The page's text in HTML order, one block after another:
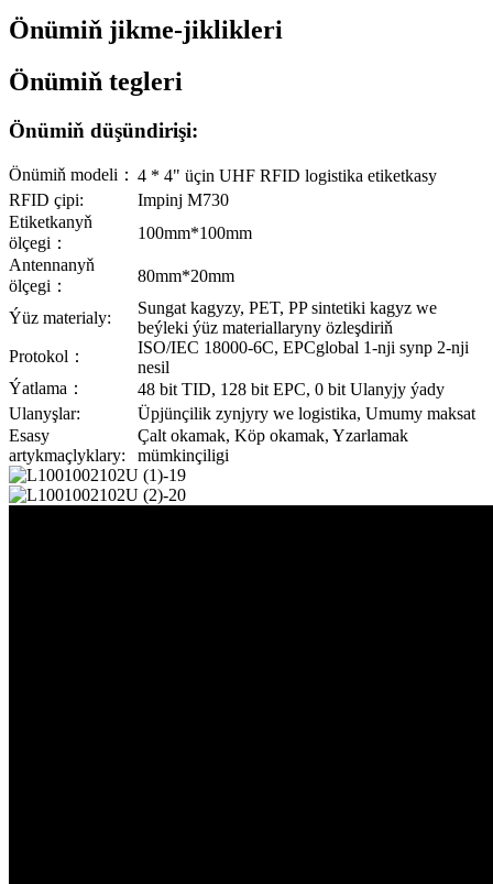
Önümiň jikme-jiklikleri
Önümiň tegleri
Önümiň düşündirişi:
Önümiň modeli： 4 * 4" üçin UHF RFID logistika etiketkasy
RFID çipi:
Impinj M730
Etiketkanyň
ölçegi：
100mm*100mm
Antennanyň
ölçegi：
80mm*20mm
Ýüz materialy:
Sungat kagyzy, PET, PP sintetiki kagyz we
beýleki ýüz materiallaryny özleşdiriň
Protokol：
ISO/IEC 18000-6C, EPCglobal 1-nji synp 2-nji
nesil
Ýatlama：
48 bit TID, 128 bit EPC, 0 bit Ulanyjy ýady
Ulanyşlar:
Üpjünçilik zynjyry we logistika, Umumy maksat
Esasy
artykmaçlyklary:
Çalt okamak, Köp okamak, Yzarlamak
mümkinçiligi